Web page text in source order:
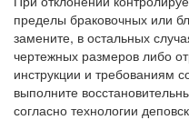
пределы браковочных или
замените, в остальных
чертежных размеров либо
инструкции и требованиям
выполните
согласно технологии